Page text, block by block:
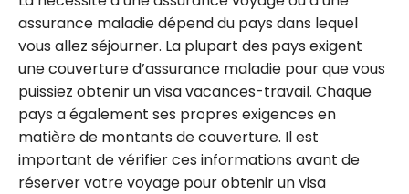
assurance maladie dépend du pays dans lequel
vous allez séjourner. La plupart des pays exigent
une couverture d’assurance maladie pour que vous
puissiez obtenir un visa vacances-travail. Chaque
pays a également ses propres exigences en
matière de montants de couverture. Il est
important de vérifier ces informations avant de
réserver votre voyage pour obtenir un visa